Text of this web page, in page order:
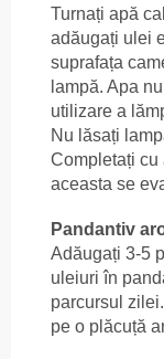
Turnați apă
adăugați ulei
suprafața
lampă. Apa
utilizare a
Nu lăsați
Completați cu
aceasta se
Pandantiv
Adăugați 3-5
uleiuri în
parcursul
pe o plăcuță